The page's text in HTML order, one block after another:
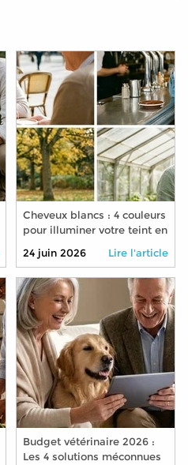
Cheveux blancs : 4 couleurs
pour illuminer votre teint en
24 juin 2026 Lire l'article
Budget vétérinaire 2026 :
Les 4 solutions méconnues